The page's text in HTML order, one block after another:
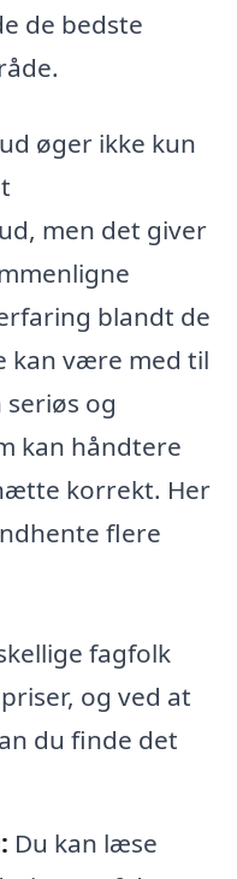
de bedste
øger ikke kun
men det giver
blandt de
kan være med til
og
kan håndtere
korrekt. Her
flere
fagfolk
og ved at
du finde det
Du kan læse